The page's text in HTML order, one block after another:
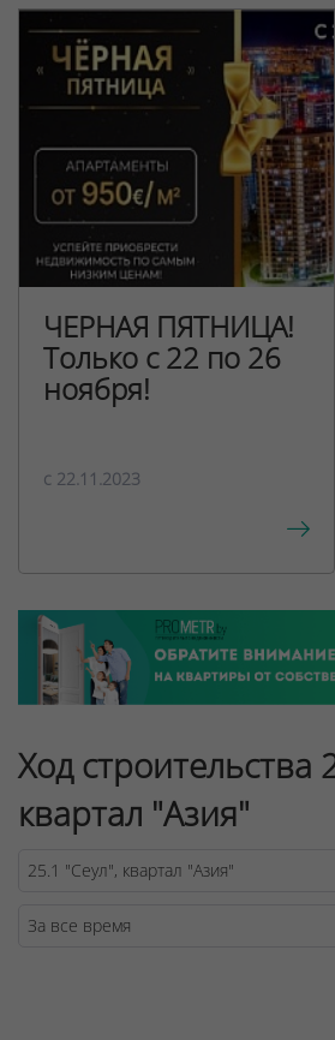
ЧЕРНАЯ ПЯТНИЦА!
Только с 22 по 26
ноября!
c 22.11.2023
Ход строительства
квартал "Азия"